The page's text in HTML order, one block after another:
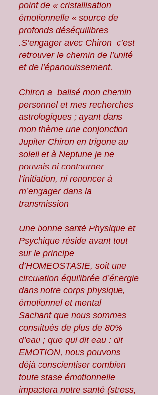
point de « cristallisation
émotionnelle « source de
profonds déséquilibres
.S’engager avec Chiron c’est
retrouver le chemin de l’unité
et de l’épanouissement.
Chiron a balisé mon chemin
personnel et mes recherches
astrologiques ; ayant dans
mon thème une conjonction
Jupiter Chiron en trigone au
soleil et à Neptune je ne
pouvais ni contourner
l’initiation, ni renoncer à
m’engager dans la
transmission
Une bonne santé Physique et
Psychique réside avant tout
sur le principe
d’HOMEOSTASIE, soit une
circulation équilibrée d’énergie
dans notre corps physique,
émotionnel et mental
Sachant que nous sommes
constitués de plus de 80%
d’eau ; que qui dit eau : dit
EMOTION, nous pouvons
déjà conscientiser combien
toute stase émotionnelle
impactera notre santé (stress,